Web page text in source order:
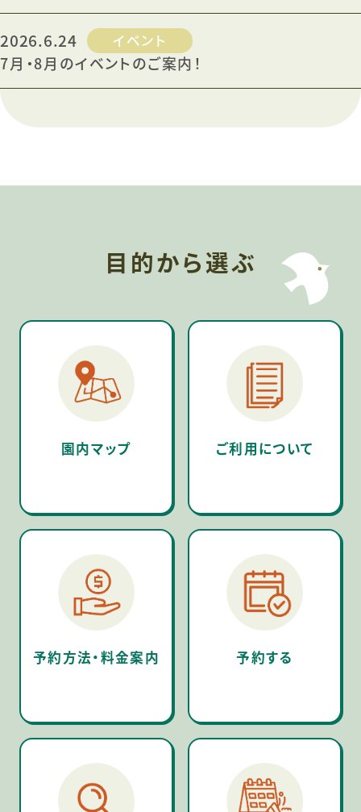
2026.6.24 イベント
7月・8月のイベントのご案内！
目的から選ぶ
園内マップ ご利用について
予約方法・料金案内 予約する